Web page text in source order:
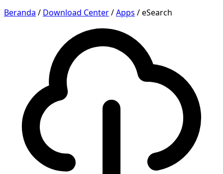
Beranda / Download Center/Apps /eSearch